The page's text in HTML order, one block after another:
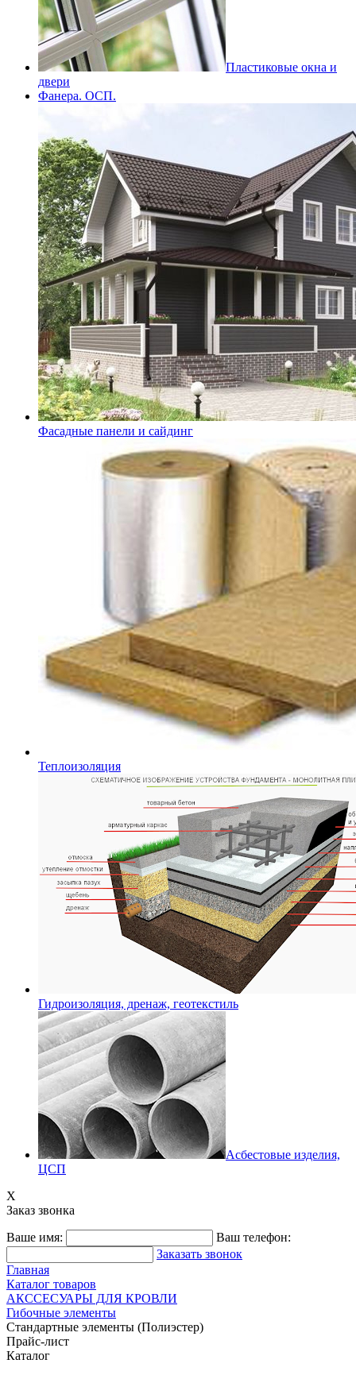
Пластиковые окна и
двери
Фанера. ОСП.
Фасадные панели и сайдинг
Теплоизоляция
Гидроизоляция, дренаж, геотекстиль
Асбестовые изделия,
ЦСП
X
Заказ звонка
Ваше имя:
Ваш телефон:
Заказать звонок
Главная
Каталог товаров
АКССЕСУАРЫ ДЛЯ КРОВЛИ
Гибочные элементы
Стандартные элементы (Полиэстер)
Прайс-лист
Каталог